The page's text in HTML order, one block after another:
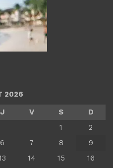
2026
J V S
D
1
2
6 7 8
9
14 15
16